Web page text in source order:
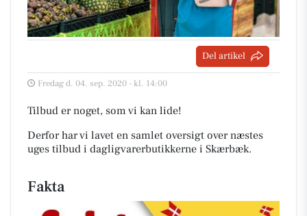
Del artikel
Fredag d. 04. sep. 2020 - kl. 14:00
Tilbud er noget, som vi kan lide!
Derfor har vi lavet en samlet oversigt over næstes
uges tilbud i dagligvarerbutikkerne i Skærbæk.
Fakta